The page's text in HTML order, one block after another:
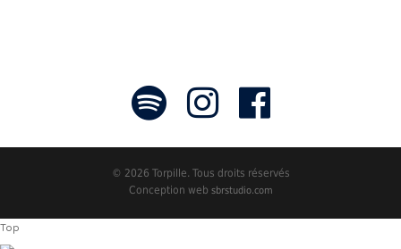
© 2026 Torpille. Tous droits réservés
Conception web sbrstudio.com
Top